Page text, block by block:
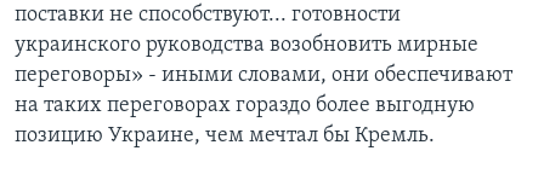
поставки не способствуют... готовности
украинского руководства возобновить мирные
переговоры» - иными словами, они обеспечивают
на таких переговорах гораздо более выгодную
позицию Украине, чем мечтал бы Кремль.